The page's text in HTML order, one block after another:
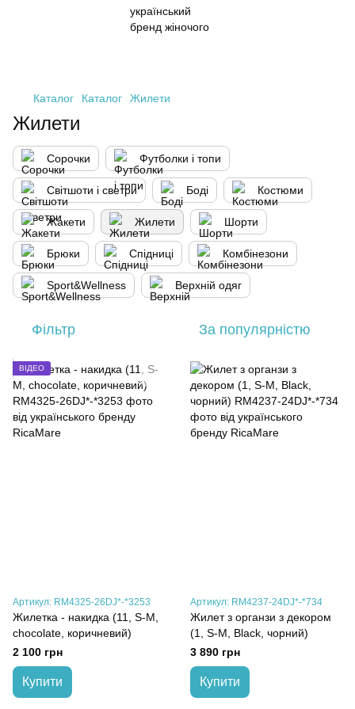
Каталог Каталог Жилети
Жилети
Сорочки Футболки і топи
Світшоти і светри Боді Костюми
Жакети Жилети Шорти
Брюки Спідниці Комбінезони
Sport&Wellness Верхній одяг
Фільтр За популярністю
ВІДЕО
Артикул: RM4325-26DJ*-*3253
Жилетка - накидка (11, S-M,
chocolate, коричневий)
2 100 грн
Купити
Артикул: RM4237-24DJ*-*734
Жилет з органзи з декором
(1, S-M, Black, чорний)
3 890 грн
Купити